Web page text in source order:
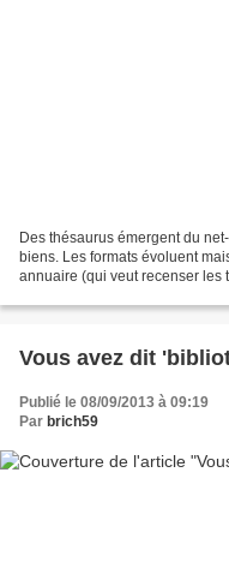
Des thésaurus émergent du
biens. Les formats évoluent
annuaire (qui veut recenser les
Vous avez dit
Publié le 08/09/2013 à 09:19
Par brich59